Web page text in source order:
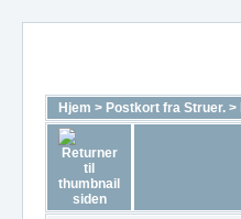
Hjem > Postkort fra Struer. >